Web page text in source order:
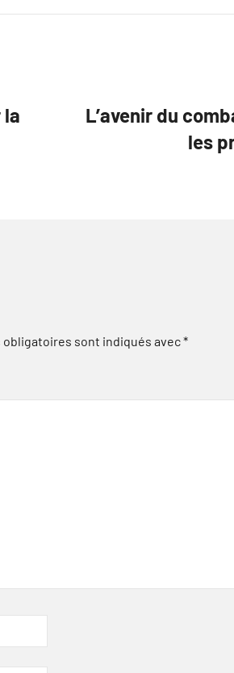
la
L’avenir du
les
obligatoires sont indiqués avec*